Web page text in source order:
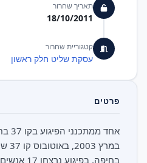
תאריך שחרור
18/10/2011
קטגוריית שחרור
עסקת שליט חלק ראשון
פרטים
בחיפה,